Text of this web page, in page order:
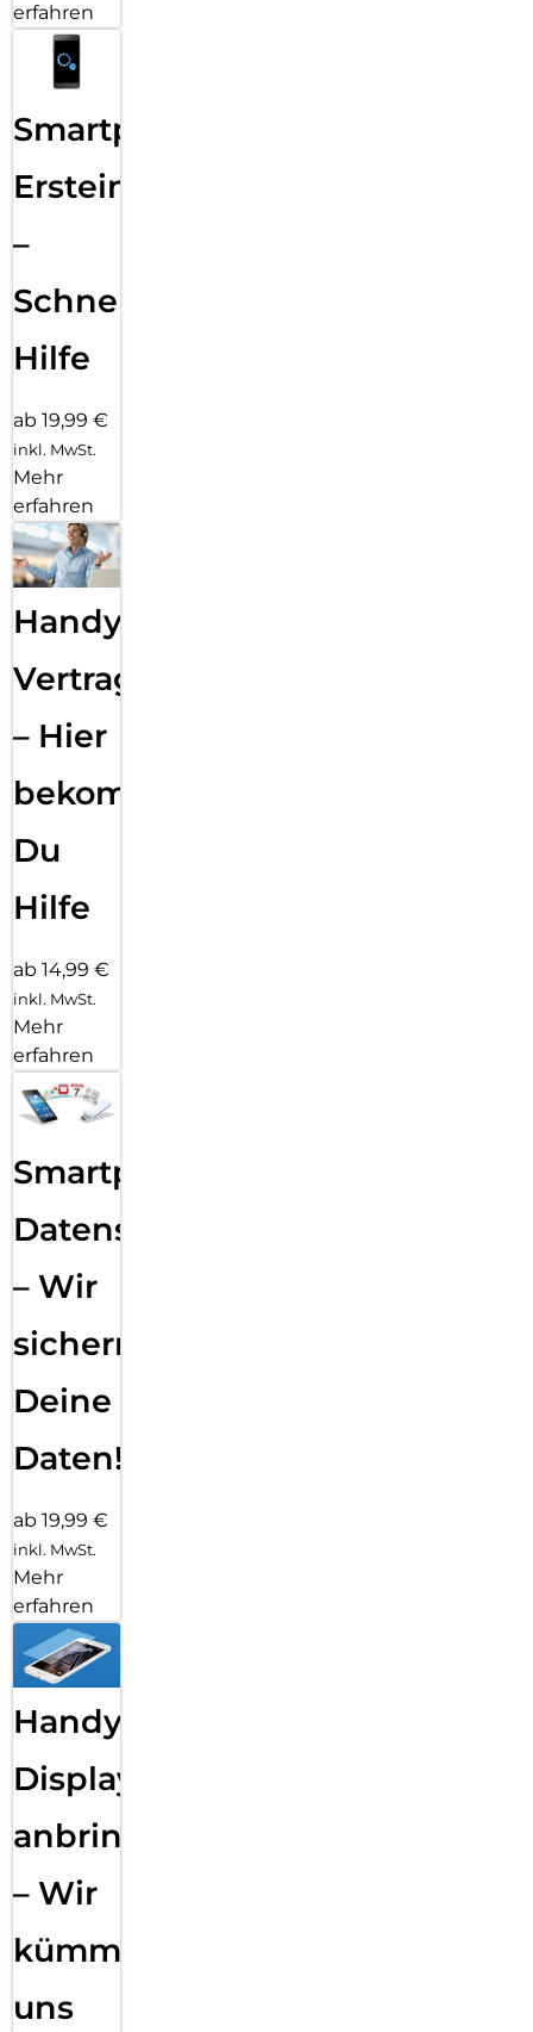
erfahren
Smartphone
Ersteinrichtung
–
Schnelle
Hilfe
ab 19,99 €
inkl. MwSt.
Mehr
erfahren
Handy
Vertragsabwicklung
– Hier
bekommst
Du
Hilfe
ab 14,99 €
inkl. MwSt.
Mehr
erfahren
Smartphone
Datensicherung
– Wir
sichern
Deine
Daten!
ab 19,99 €
inkl. MwSt.
Mehr
erfahren
Handy
Displayfolie
anbringen
– Wir
kümmern
uns